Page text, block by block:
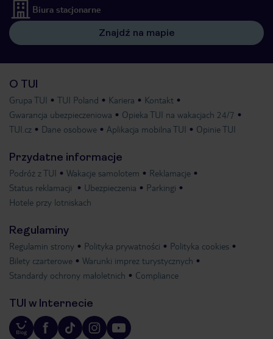
Biura stacjonarne
Znajdź na mapie
O TUI
Grupa TUI TUI Poland Kariera
Kontakt
Gwarancja ubezpieczeniowa
Opieka TUI na wakacjach 24/7
TUI.cz
Dane osobowe Aplikacja mobilna TUI Opinie TUI
Przydatne informacje
Podróż z TUI Wakacje samolotem
Reklamacje
Status reklamacji
Ubezpieczenia
Parkingi
Hotele przy lotniskach
Regulaminy
Regulamin strony Polityka prywatności
Polityka cookies
Bilety czarterowe
Warunki imprez turystycznych
Standardy ochrony małoletnich
Compliance
TUI w Internecie